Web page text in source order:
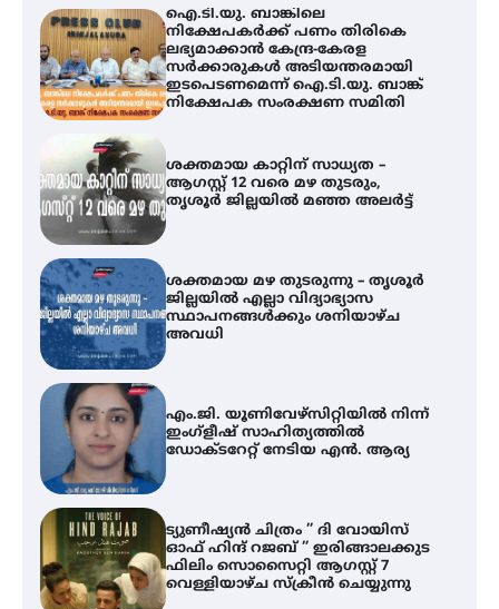
ശക്തമായ കാറ്റിന് സാധ്യത –
ആഗസ്റ്റ് 12 വരെ മഴ തുടരും,
തൃശൂർ ജില്ലയിൽ മഞ്ഞ അലർട്ട്
ശക്തമായ മഴ തുടരുന്നു – തൃശൂർ
ജില്ലയിൽ എല്ലാ വിദ്യാഭ്യാസ
സ്ഥാപനങ്ങൾക്കും ശനിയാഴ്ച
അവധി
എം.ജി. യൂണിവേഴ്‌സിറ്റിയിൽ നിന്ന്
ഇംഗ്ളീഷ് സാഹിത്യത്തിൽ
ഡോക്ടറേറ്റ് നേടിയ എൻ. ആര്യ
ട്യുണീഷ്യൻ ചിത്രം ” ദി വോയിസ്
ഓഫ് ഹിന്ദ് റജബ് ” ഇരിങ്ങാലക്കുട
ഫിലിം സൊസൈറ്റി ആഗസ്റ്റ് 7
വെള്ളിയാഴ്ച സ്‌ക്രീൻ ചെയ്യുന്നു
തിരനോട്ടം ‘അരങ്ങ് 2026’ ഉണർന്നു